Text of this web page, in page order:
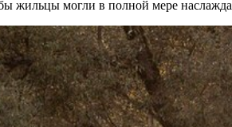
жильцы могли в полной мере